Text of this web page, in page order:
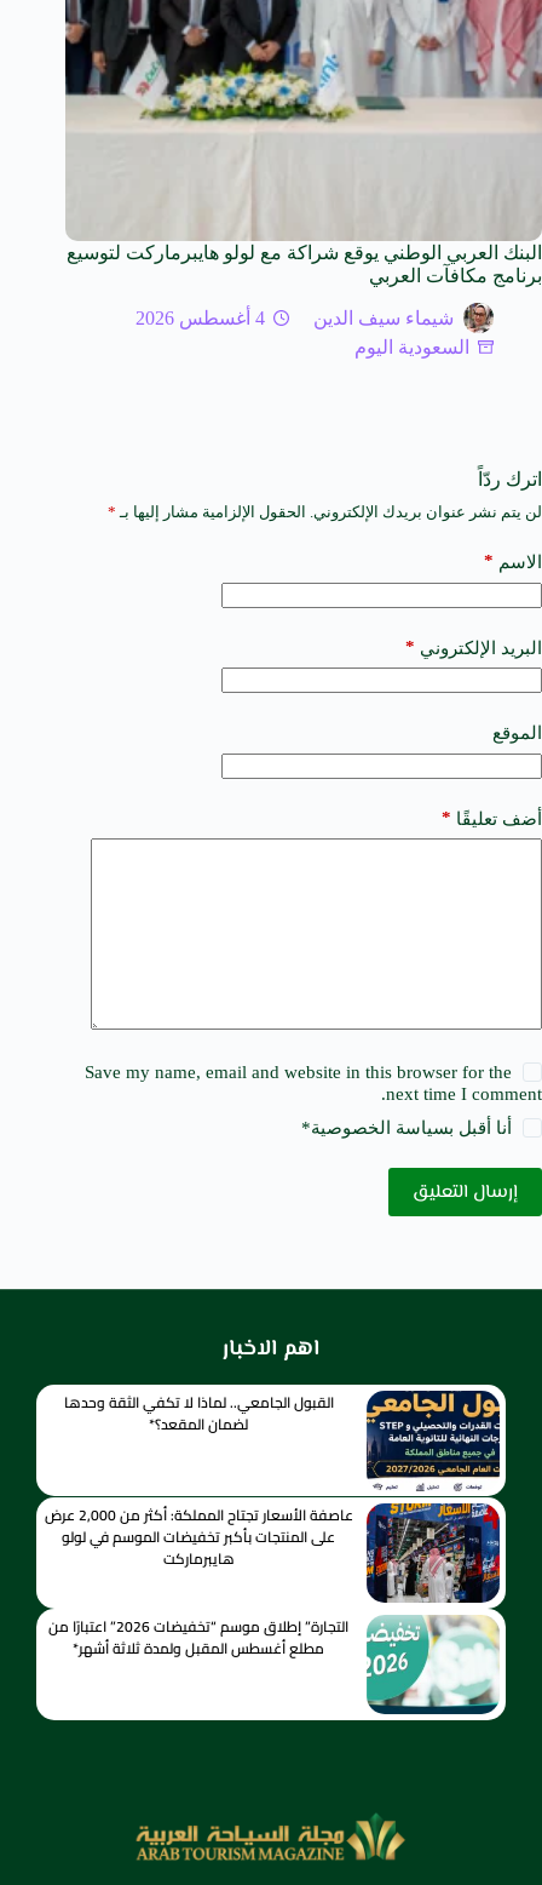
البنك العربي الوطني يوقع شراكة مع لولو هايبرماركت لتوسيع
برنامج مكافآت العربي
شيماء سيف الدين
4 أغسطس 2026
السعودية اليوم
اترك ردّاً
لن يتم نشر عنوان بريدك الإلكتروني. الحقول الإلزامية مشار إليها بـ *
الاسم *
البريد الإلكتروني *
الموقع
أضف تعليقًا *
Save my name, email and website in this browser for the
next time I comment.
أنا أقبل بسياسة الخصوصية*
إرسال التعليق
A
t
e
a
t
i
e
:
اهم الاخبار
القبول الجامعي.. لماذا لا تكفي الثقة وحدها
لضمان المقعد؟*
عاصفة الأسعار تجتاح المملكة: أكثر من 2,000 عرض
على المنتجات بأكبر تخفيضات الموسم في لولو
هايبرماركت
التجارة” إطلاق موسم “تخفيضات 2026” اعتبارًا من
مطلع أغسطس المقبل ولمدة ثلاثة أشهر*